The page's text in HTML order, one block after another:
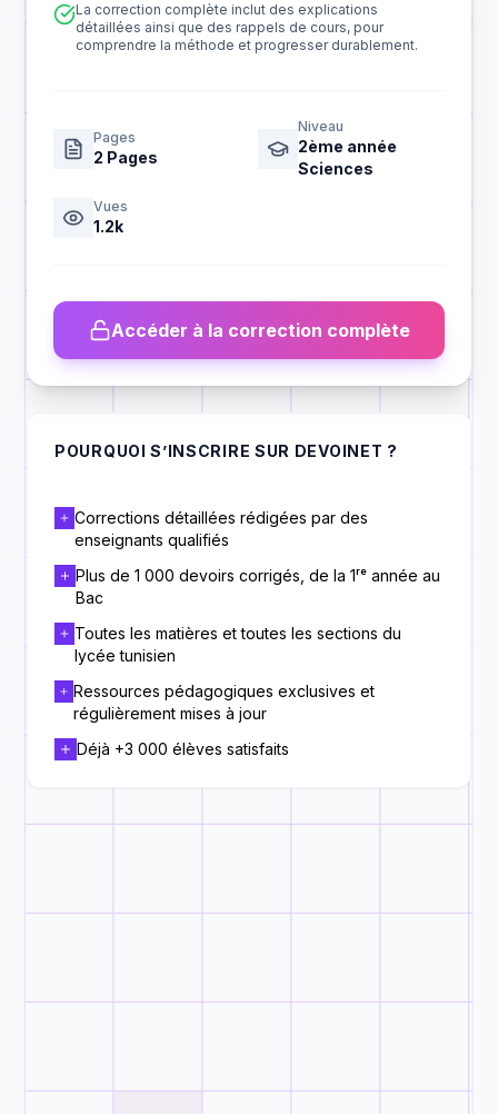
La correction complète inclut des explications
détaillées ainsi que des rappels de cours, pour
comprendre la méthode et progresser durablement.
Pages
2 Pages
Niveau
2ème année
Sciences
Vues
1.2k
Accéder à la correction complète
POURQUOI S’INSCRIRE SUR DEVOINET ?
Corrections détaillées rédigées par des
enseignants qualifiés
Plus de 1 000 devoirs corrigés, de la 1ʳᵉ année au
Bac
Toutes les matières et toutes les sections du
lycée tunisien
Ressources pédagogiques exclusives et
régulièrement mises à jour
Déjà +3 000 élèves satisfaits